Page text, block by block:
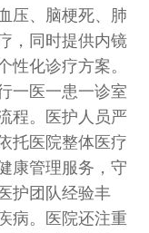
压、脑梗死、肺
，同时提供内镜
性化诊疗方案。
一医一患一诊室
程。医护人员严
托医院整体医疗
康管理服务，守
护团队经验丰
病。医院还注重